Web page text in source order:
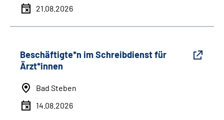
21.08.2026
Beschäftigte*n im Schreibdienst für
Ärzt*innen
Bad Steben
14.08.2026